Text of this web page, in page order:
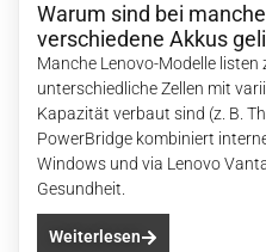
Warum sind bei
verschiedene Akkus
Manche Lenovo-Modelle listen
unterschiedliche Zellen mit
Kapazität verbaut sind (z. B.
PowerBridge kombiniert
Windows und via Lenovo
Gesundheit.
Weiterlesen